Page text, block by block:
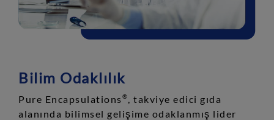
Bilim Odaklılık
Pure Encapsulations®
, takviye edici gıda
alanında bilimsel gelişime odaklanmış lider